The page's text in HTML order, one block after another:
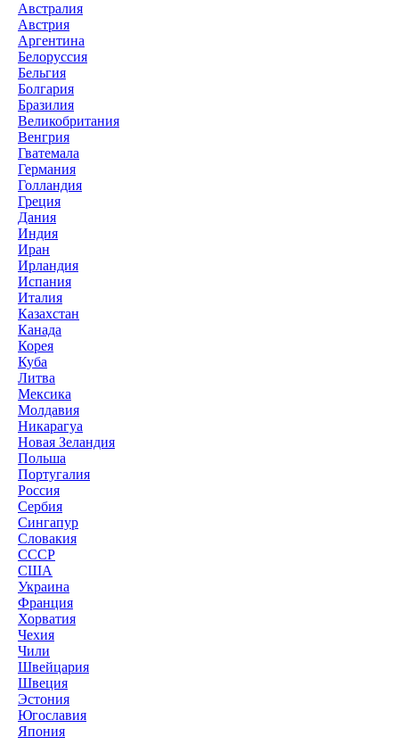
Австралия
Австрия
Аргентина
Белоруссия
Бельгия
Болгария
Бразилия
Великобритания
Венгрия
Гватемала
Германия
Голландия
Греция
Дания
Индия
Иран
Ирландия
Испания
Италия
Казахстан
Канада
Корея
Куба
Литва
Мексика
Молдавия
Никарагуа
Новая Зеландия
Польша
Португалия
Россия
Сербия
Сингапур
Словакия
СССР
США
Украина
Франция
Хорватия
Чехия
Чили
Швейцария
Швеция
Эстония
Югославия
Япония